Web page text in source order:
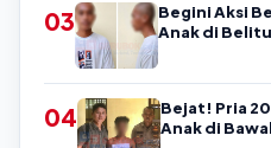
03
Begini Aksi
Anak di
04
Bejat! Pria
Anak di